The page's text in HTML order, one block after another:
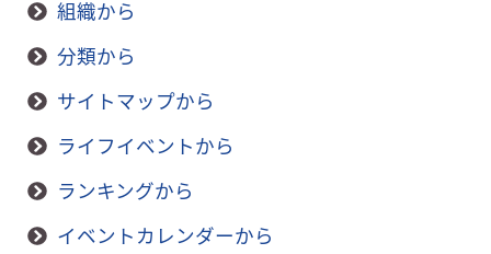
組織から
分類から
サイトマップから
ライフイベントから
ランキングから
イベントカレンダーから